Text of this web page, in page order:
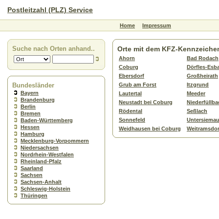
Postleitzahl (PLZ) Service
Home Impressum
Suche nach Orten anhand..
Bundesländer
Bayern
Brandenburg
Berlin
Bremen
Baden-Württemberg
Hessen
Hamburg
Mecklenburg-Vorpommern
Niedersachsen
Nordrhein-Westfalen
Rheinland-Pfalz
Saarland
Sachsen
Sachsen-Anhalt
Schleswig-Holstein
Thüringen
Orte mit dem KFZ-
Ahorn
Bad Rodach
Coburg
Dörfles-
Ebersdorf
Großheirath
Grub am Forst
Itzgrund
Lautertal
Meeder
Neustadt bei Coburg
Rödental
Seßlach
Sonnefeld
Untersiemau
Weidhausen bei Coburg